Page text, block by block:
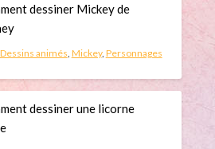
dessiner Mickey de
Dessins animés Mickey, Personnages
dessiner une licorne